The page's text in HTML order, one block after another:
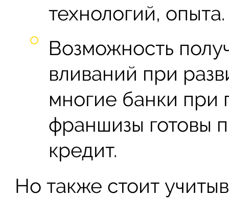
технологий, опыта.
Возможность
вливаний при
многие банки при
франшизы готовы
кредит.
Но также стоит